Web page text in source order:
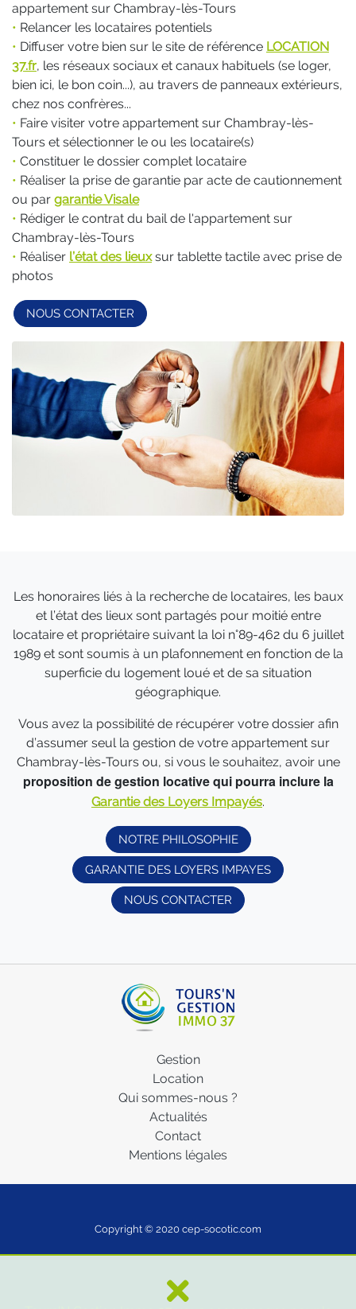
appartement sur Chambray-lès-Tours
• Relancer les locataires potentiels
• Diffuser votre bien sur le site de référence LOCATION
37.fr, les réseaux sociaux et canaux habituels (se loger,
bien ici, le bon coin...), au travers de panneaux extérieurs,
chez nos confrères...
• Faire visiter votre appartement sur Chambray-lès-
Tours et sélectionner le ou les locataire(s)
• Constituer le dossier complet locataire
• Réaliser la prise de garantie par acte de cautionnement
ou par garantie Visale
• Rédiger le contrat du bail de l'appartement sur
Chambray-lès-Tours
• Réaliser l’état des lieuxsur tablette tactile avec prise de
photos
NOUS CONTACTER
Les honoraires liés à la recherche de locataires, les baux
et l’état des lieux sont partagés pour moitié entre
locataire et propriétaire suivant la loi n°89-462 du 6 juillet
1989 et sont soumis à un plafonnement en fonction de la
superficie du logement loué et de sa situation
géographique.
Vous avez la possibilité de récupérer votre dossier afin
d’assumer seul la gestion de votre appartement sur
Chambray-lès-Tours ou, si vous le souhaitez, avoir une
proposition de gestion locative qui pourra inclure la
Garantie des Loyers Impayés.
NOTRE PHILOSOPHIE
GARANTIE DES LOYERS IMPAYES
NOUS CONTACTER
Gestion
Location
Qui sommes-nous ?
Actualités
Contact
Mentions légales
Copyright © 2020 cep-socotic.com